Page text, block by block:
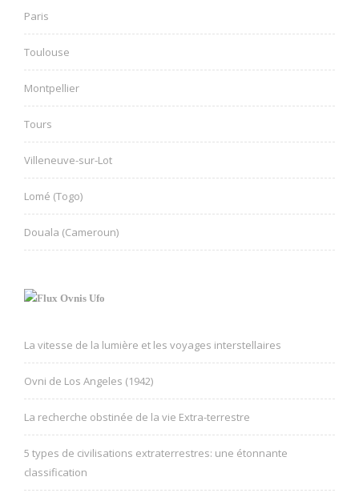
Paris
Toulouse
Montpellier
Tours
Villeneuve-sur-Lot
Lomé (Togo)
Douala (Cameroun)
Ovnis Ufo
La vitesse de la lumière et les voyages interstellaires
Ovni de Los Angeles (1942)
La recherche obstinée de la vie Extra-terrestre
5 types de civilisations extraterrestres: une étonnante
classification